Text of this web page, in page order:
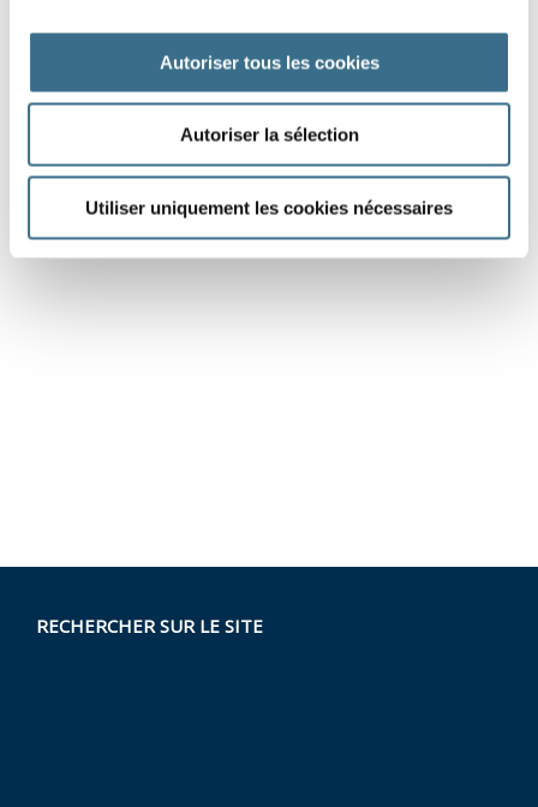
Autoriser tous les cookies
Autoriser la sélection
Utiliser uniquement les cookies nécessaires
RECHERCHER SUR LE SITE